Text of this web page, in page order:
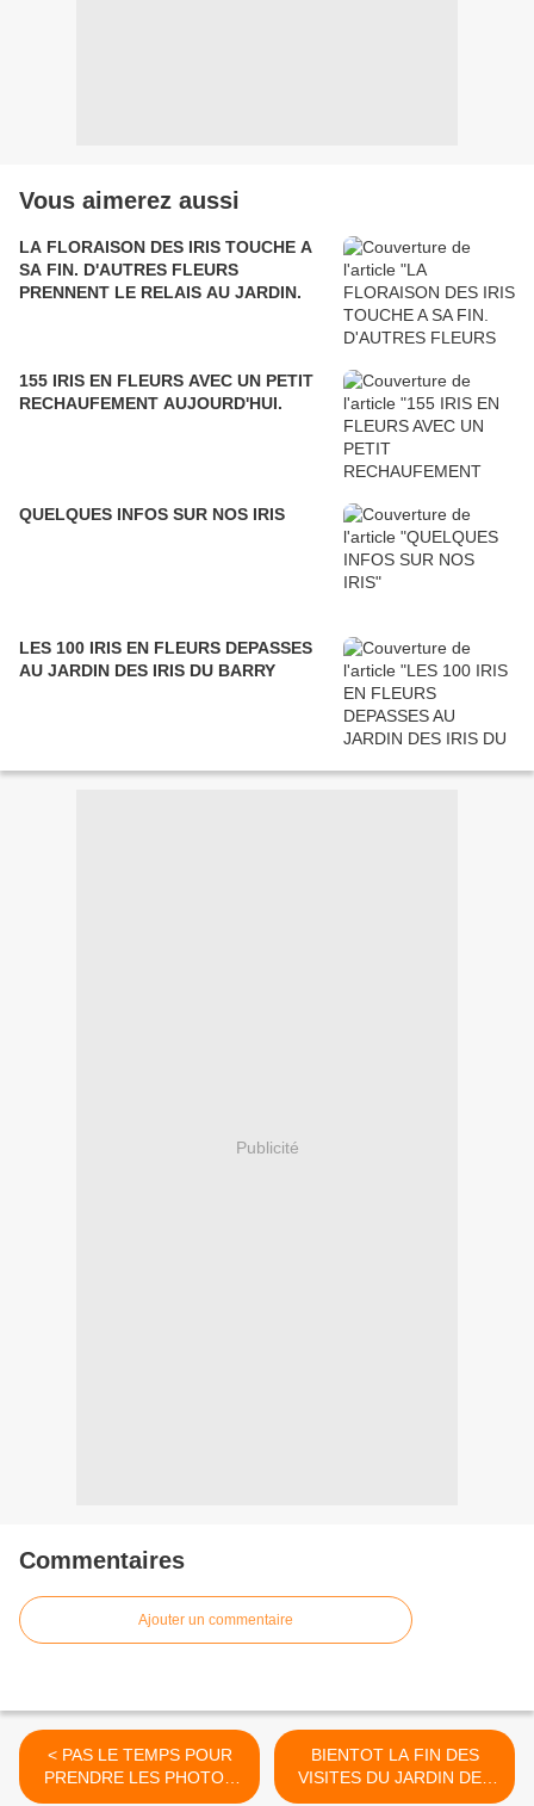
Vous aimerez aussi
LA FLORAISON DES IRIS TOUCHE A
SA FIN. D'AUTRES FLEURS
PRENNENT LE RELAIS AU JARDIN.
155 IRIS EN FLEURS AVEC UN PETIT
RECHAUFEMENT AUJOURD'HUI.
QUELQUES INFOS SUR NOS IRIS
LES 100 IRIS EN FLEURS DEPASSES
AU JARDIN DES IRIS DU BARRY
Publicité
Commentaires
Ajouter un commentaire
< PAS LE TEMPS POUR
PRENDRE LES PHOTOS
AUJOURD'HUI
BIENTOT LA FIN DES
VISITES DU JARDIN DES
IRIS DU BARRY >